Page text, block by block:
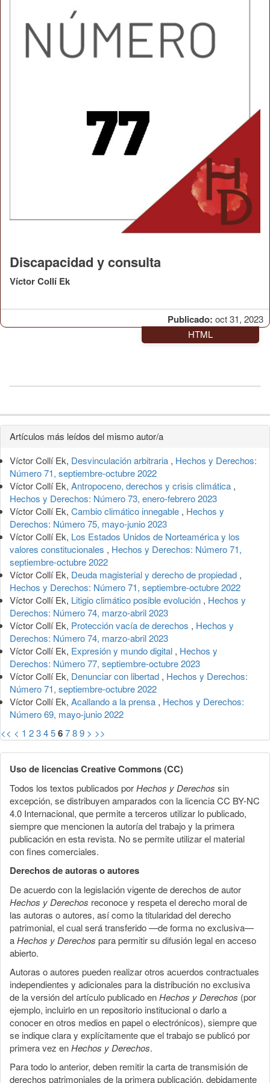
Publicado: oct 31, 2023
Discapacidad y consulta
Víctor Collí Ek
HTML
Detalles
del
artículo
Artículos más leídos del mismo autor/a
Víctor Collí Ek, Desvinculación arbitraria , Hechos y Derechos:
Número 71, septiembre-octubre 2022
Víctor Collí Ek, Antropoceno, derechos y crisis climática ,
Hechos y Derechos: Número 73, enero-febrero 2023
Víctor Collí Ek, Cambio climático innegable , Hechos y
Derechos: Número 75, mayo-junio 2023
Víctor Collí Ek, Los Estados Unidos de Norteamérica y los
valores constitucionales , Hechos y Derechos: Número 71,
septiembre-octubre 2022
Víctor Collí Ek, Deuda magisterial y derecho de propiedad ,
Hechos y Derechos: Número 71, septiembre-octubre 2022
Víctor Collí Ek, Litigio climático posible evolución , Hechos y
Derechos: Número 74, marzo-abril 2023
Víctor Collí Ek, Protección vacía de derechos , Hechos y
Derechos: Número 74, marzo-abril 2023
Víctor Collí Ek, Expresión y mundo digital , Hechos y
Derechos: Número 77, septiembre-octubre 2023
Víctor Collí Ek, Denunciar con libertad , Hechos y Derechos:
Número 71, septiembre-octubre 2022
Víctor Collí Ek, Acallando a la prensa , Hechos y Derechos:
Número 69, mayo-junio 2022
<< < 1 23456789 > >>
Uso de licencias Creative Commons (CC)
Todos los textos publicados porHechos y Derechos sin
excepción, se distribuyen amparados con la licencia CC BY-NC
4.0 Internacional, que permite a terceros utilizar lo publicado,
siempre que mencionen la autoría del trabajo y la primera
publicación en esta revista. No se permite utilizar el material
con fines comerciales.
Derechos de autoras o autores
De acuerdo con la legislación vigente de derechos de autor
Hechos y Derechos reconoce y respeta el derecho moral de
las autoras o autores, así como la titularidad del derecho
patrimonial, el cual será transferido —de forma no exclusiva—
aHechos y Derechos para permitir su difusión legal en acceso
abierto.
Autoras o autores pueden realizar otros acuerdos contractuales
independientes y adicionales para la distribución no exclusiva
de la versión del artículo publicado enHechos y Derechos (por
ejemplo, incluirlo en un repositorio institucional o darlo a
conocer en otros medios en papel o electrónicos), siempre que
se indique clara y explícitamente que el trabajo se publicó por
primera vez enHechos y Derechos.
Para todo lo anterior, deben remitir la carta de transmisión de
derechos patrimoniales de la primera publicación, debidamente